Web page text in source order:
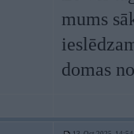
mums
domas